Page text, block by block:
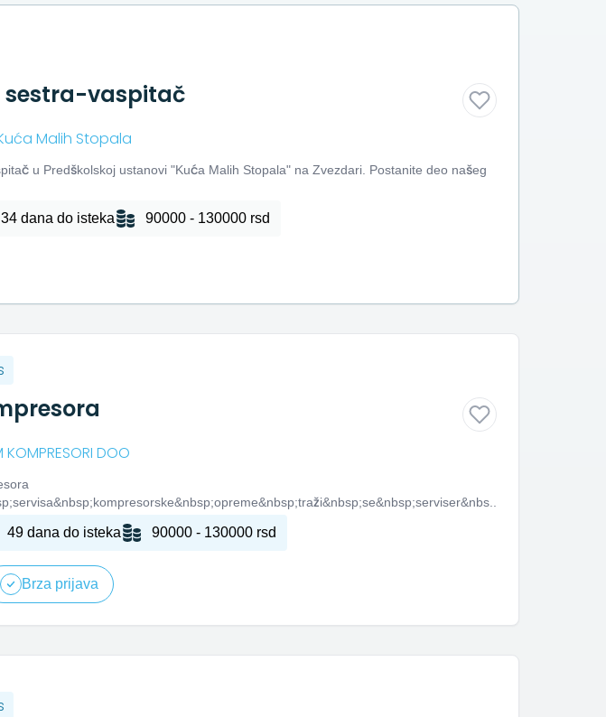
sestra-vaspitač
Malih Stopala
u Predškolskoj ustanovi "Kuća Malih Stopala" na Zvezdari. Postanite deo našeg
34 dana do isteka 90000 - 130000 rsd
KOMPRESORI DOO
49 dana do isteka 90000 - 130000 rsd
Brza prijava